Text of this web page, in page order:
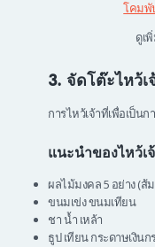
โคมพั
ดูเ
3. จัดโต๊ะไหว้
การไหว้เจ้าที่เพื่อเป็น
แนะนำของไหว้เ
ผลไม้มงคล 5 อย่าง (ส้
ขนมเข่ง ขนมเทียน
ชา น้ำ เหล้า
ธูป เทียน กระดาษเงิน